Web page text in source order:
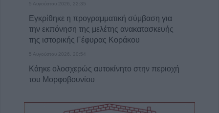
5 Αυγούστου 2026, 22:35
Εγκρίθηκε η προγραμματική σύμβαση για
την εκπόνηση της μελέτης ανακατασκευής
της ιστορικής Γέφυρας Κοράκου
5 Αυγούστου 2026, 20:54
Κάηκε ολοσχερώς αυτοκίνητο στην περιοχή
του Μορφοβουνίου
Το Σάββατο 8 Αυγούστου το 40ήμερο